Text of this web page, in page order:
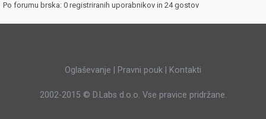
Po forumu brska: 0 registriranih uporabnikov in 24 gostov
Oglaševanje Pravni pouk Kontakti
2002-2015 © D.Labs d.o.o. Vse pravice pridržane.